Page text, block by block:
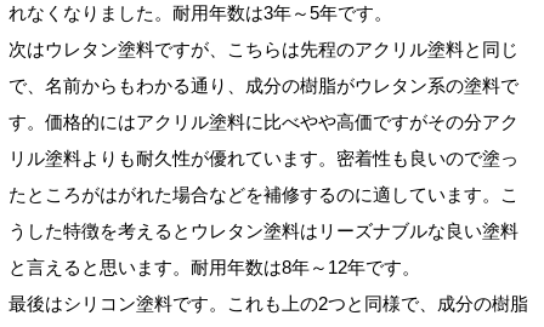
れなくなりました。耐用年数は3年～5年です。
次はウレタン塗料ですが、こちらは先程のアクリル塗料と同じ
で、名前からもわかる通り、成分の樹脂がウレタン系の塗料で
す。価格的にはアクリル塗料に比べやや高価ですがその分アク
リル塗料よりも耐久性が優れています。密着性も良いので塗っ
たところがはがれた場合などを補修するのに適しています。こ
うした特徴を考えるとウレタン塗料はリーズナブルな良い塗料
と言えると思います。耐用年数は8年～12年です。
最後はシリコン塗料です。これも上の2つと同様で、成分の樹脂